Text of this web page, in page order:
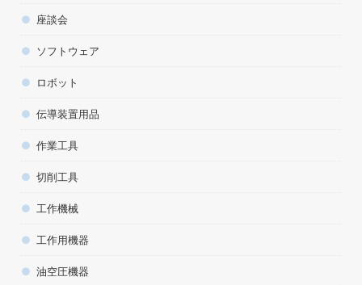
座談会
ソフトウェア
ロボット
伝導装置用品
作業工具
切削工具
工作機械
工作用機器
油空圧機器